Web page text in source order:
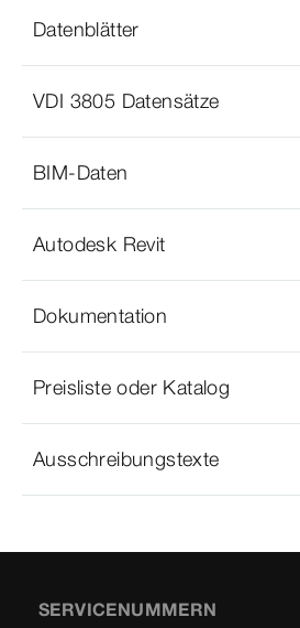
Datenblätter
VDI 3805 Datensätze
BIM-Daten
Autodesk Revit
Dokumentation
Preisliste oder Katalog
Ausschreibungstexte
SERVICENUMMERN